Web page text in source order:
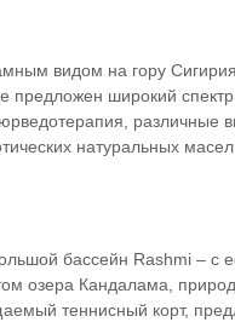
видом на гору
предложен широкий
различные
натуральных
бассейн Rashmi – с
озера Кандалама,
теннисный корт,